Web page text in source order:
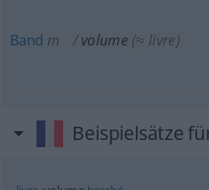
Band m volume (≈ livre)
Beispielsätze